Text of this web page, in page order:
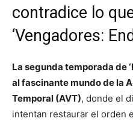
contradice lo
‘Vengadores:
La segunda temporada de
al fascinante mundo de la
Temporal (AVT), donde el
intentan restaurar el orden